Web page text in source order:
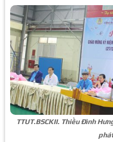
TTUT.BSCKII. Thiều Đình